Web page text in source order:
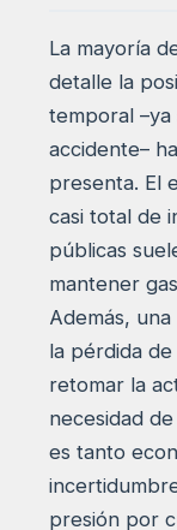
La mayoría
detalle la
temporal
accidente–
presenta. El
casi total de
públicas
mantener
Además,
la pérdida
retomar la
necesidad
es tanto
presión por